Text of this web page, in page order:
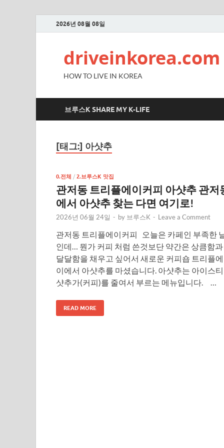
2026년 08월 08일
driveinkorea.com
HOW TO LIVE IN KOREA
브루스K SHARE MY K-LIFE
[태그:] 아샷추
0.전체 / 2.브루스K 맛집
관저동 트리플에이커피 아샷추 관저
에서 아샷추 찾는 다면 여기로!
2026년 06월 24일 - by 브루스K - Leave a Comment
관저동 트리플에이커피 오늘은 카페인 부족한
인데… 뭔가 커피 처럼 쓴것보단 약간은 상큼함과
달달함을 채우고 싶어서 새로운 커피숍 트리플에
이에서 아샷추를 마셨습니다. 아샷추는 아이스
샷추가(커피)를 줄여서 부르는 메뉴입니다. …
READ MORE